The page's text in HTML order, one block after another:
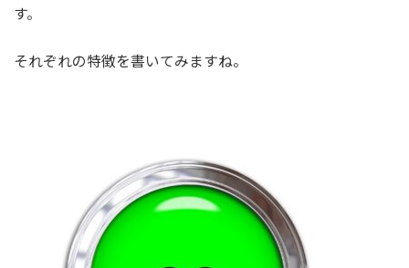
す。
それぞれの特徴を書いてみますね。